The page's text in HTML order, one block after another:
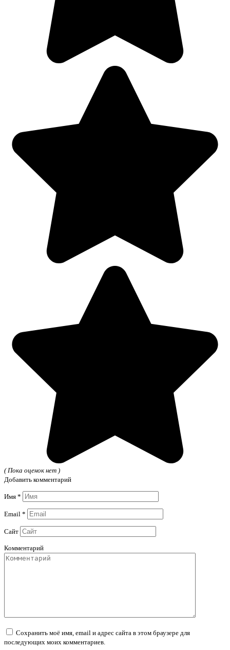
( Пока оценок нет )
Добавить комментарий
Имя *
Email *
Сайт
Комментарий
Сохранить моё имя, email и адрес сайта в этом браузере для
последующих моих комментариев.